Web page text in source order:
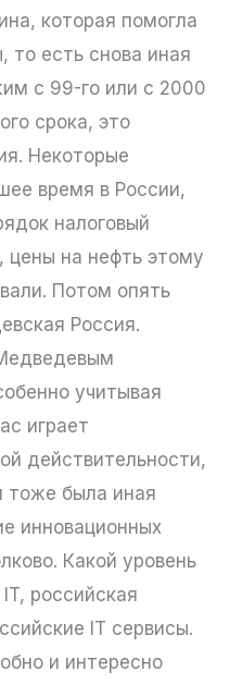
которая помогла
то есть снова иная
с 99-го или с 2000
срока, это
Некоторые
время в России,
налоговый
цены на нефть этому
Потом опять
Россия.
учитывая
играет
действительности,
тоже была иная
инновационных
Какой уровень
российская
IT сервисы.
и интересно